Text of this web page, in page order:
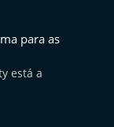
para as
está a